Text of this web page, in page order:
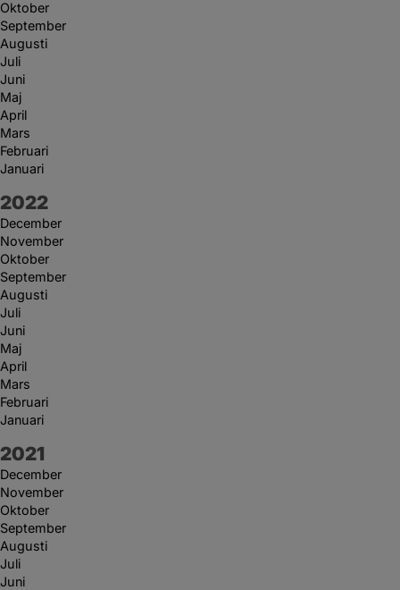
Oktober
September
Augusti
Juli
Juni
Maj
April
Mars
Februari
Januari
År:
2022
December
November
Oktober
September
Augusti
Juli
Juni
Maj
April
Mars
Februari
Januari
År:
2021
December
November
Oktober
September
Augusti
Juli
Juni